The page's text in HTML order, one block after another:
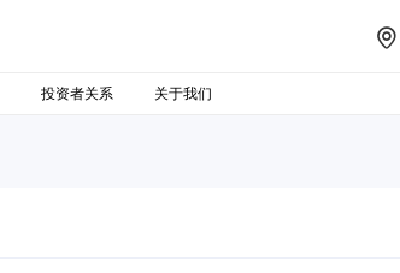

投资者关系 关于我们